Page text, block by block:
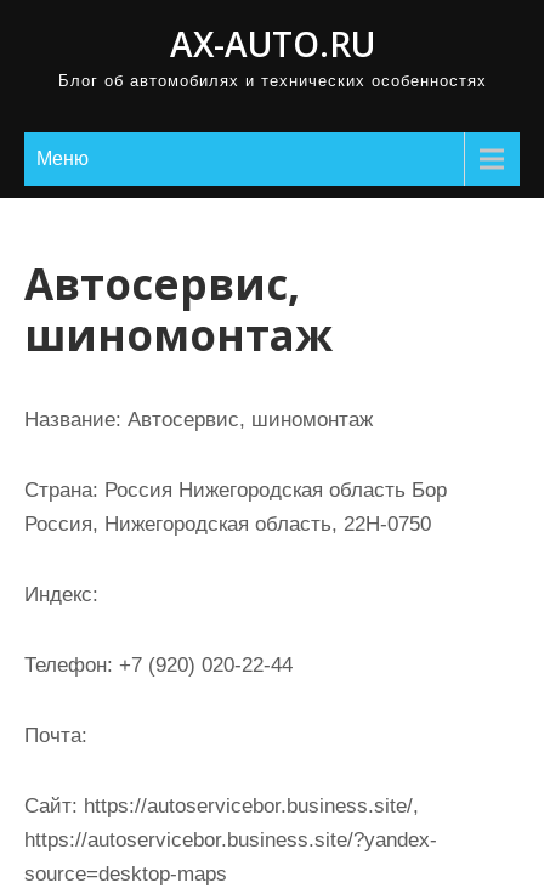
AX-AUTO.RU
Блог об автомобилях и технических особенностях
Меню
Автосервис,
шиномонтаж
Название: Автосервис, шиномонтаж
Страна: Россия Нижегородская область Бор
Россия, Нижегородская область, 22Н-0750
Индекс:
Телефон: +7 (920) 020-22-44
Почта:
Cайт: https://autoservicebor.business.site/,
https://autoservicebor.business.site/?yandex-
source=desktop-maps